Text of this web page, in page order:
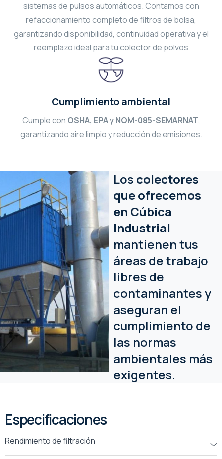
sistemas de pulsos automáticos. Contamos con
refaccionamiento completo de filtros de bolsa,
garantizando disponibilidad, continuidad operativa y el
reemplazo ideal para tu colector de polvos
Cumplimiento ambiental
Cumple con OSHA, EPA y NOM-085-SEMARNAT,
garantizando aire limpio y reducción de emisiones.
Los colectores
que ofrecemos
en Cúbica
Industrial
mantienen tus
áreas de trabajo
libres de
contaminantes y
aseguran el
cumplimiento de
las normas
ambientales más
exigentes.
Especificaciones
Rendimiento de filtración